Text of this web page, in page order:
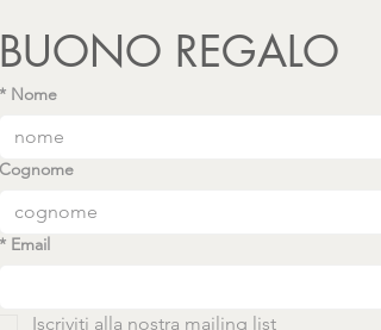
BUONO REGALO
* Nome
Cognome
* Email
Iscriviti alla nostra mailing list